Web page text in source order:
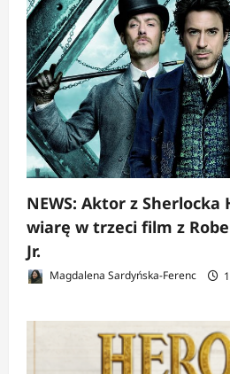
NEWS: Aktor z
wiarę w trzeci film z
Jr.
Magdalena Sardyńska-Ferenc